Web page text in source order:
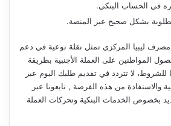
في الحساب البنكي.
بشكل صحيح عبر المنصة.
ليبيا المركزي تمثل نقلة نوعية في دعم
المواطنين على العملة الأجنبية بطريقة
للشروط، لا تتردد في تقديم طلبك اليوم عبر
من هذه الفرصة , تابعونا عبر
بخصوص الخدمات البنكية وتحركات العملة